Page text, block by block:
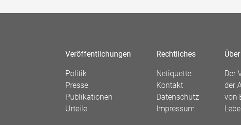
Veröffentlichungen
Politik
Presse
Publikationen
Urteile
Rechtliches
Netiquette
Kontakt
Datenschutz
Impressum
Der
der
von